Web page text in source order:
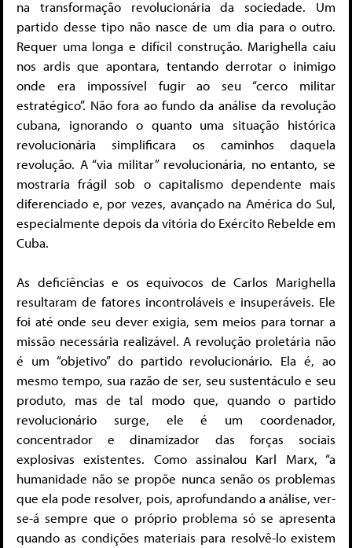
na transformação revolucionária da sociedade. Um
partido desse tipo não nasce de um dia para o outro.
Requer uma longa e difícil construção. Marighella caiu
nos ardis que apontara, tentando derrotar o inimigo
onde era impossível fugir ao seu “cerco militar
estratégico”. Não fora ao fundo da análise da revolução
cubana, ignorando o quanto uma situação histórica
revolucionária simplificara os caminhos daquela
revolução. A “via militar” revolucionária, no entanto, se
mostraria frágil sob o capitalismo dependente mais
diferenciado e, por vezes, avançado na América do Sul,
especialmente depois da vitória do Exército Rebelde em
Cuba.
As deficiências e os equívocos de Carlos Marighella
resultaram de fatores incontroláveis e insuperáveis. Ele
foi até onde seu dever exigia, sem meios para tornar a
missão necessária realizável. A revolução proletária não
é um “objetivo” do partido revolucionário. Ela é, ao
mesmo tempo, sua razão de ser, seu sustentáculo e seu
produto, mas de tal modo que, quando o partido
revolucionário surge, ele é um coordenador,
concentrador e dinamizador das forças sociais
explosivas existentes. Como assinalou Karl Marx, “a
humanidade não se propõe nunca senão os problemas
que ela pode resolver, pois, aprofundando a análise, ver-
se-á sempre que o próprio problema só se apresenta
quando as condições materiais para resolvê-lo existem